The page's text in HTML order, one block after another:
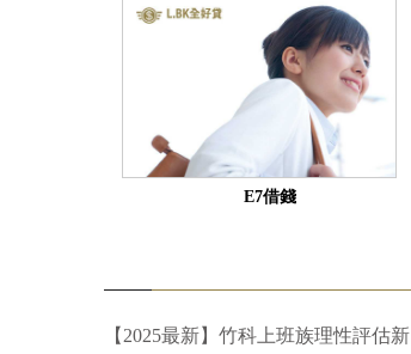
E7借錢
【2025最新】竹科上班族理性評估新